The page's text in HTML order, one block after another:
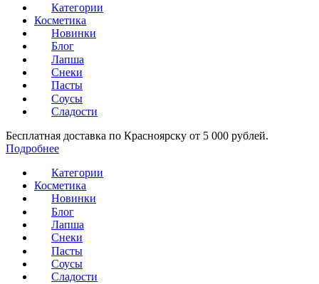
Категории
Косметика
Новинки
Блог
Лапша
Снеки
Пасты
Соусы
Сладости
Бесплатная доставка по Красноярску от 5 000 рублей.
Подробнее
Категории
Косметика
Новинки
Блог
Лапша
Снеки
Пасты
Соусы
Сладости